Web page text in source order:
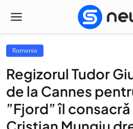
Romania
Regizorul Tudor
de la Cannes
”Fjord” îl